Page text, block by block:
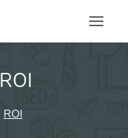
ROI
ROI